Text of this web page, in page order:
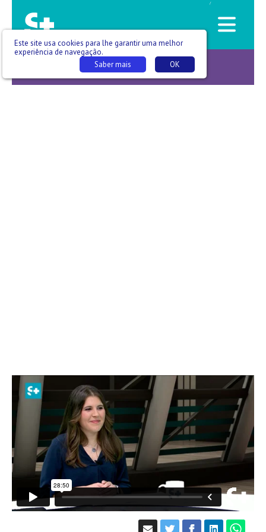
/
Efeito Placebo -T07 E007 - Ana Luísa Silva
Este site usa cookies para lhe garantir uma melhor
experiência de navegação.
OK
Saber mais